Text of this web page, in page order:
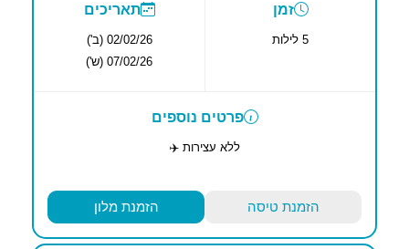
זמן
5 לילות
תאריכים
02/02/26 (ב')
07/02/26 (ש')
פרטים נוספים
ללא עצירות ✈️
הזמנת טיסה הזמנת מלון